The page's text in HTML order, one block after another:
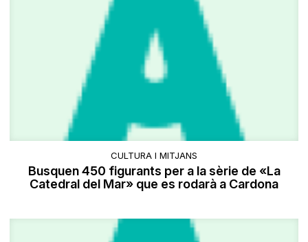
CULTURA I MITJANS
Busquen 450 figurants per a la sèrie de «La
Catedral del Mar» que es rodarà a Cardona